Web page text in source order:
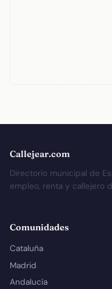
Callejear.com
Directorio municipal de
empleo, renta y callejero
Comunidades
Cataluña
Madrid
Andalucía